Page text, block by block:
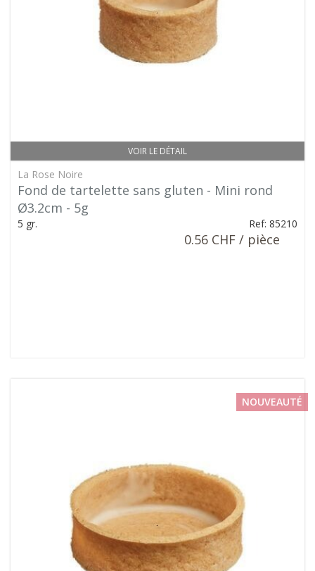
VOIR LE DÉTAIL
La Rose Noire
Fond de tartelette sans gluten - Mini rond
Ø3.2cm - 5g
5 gr. Ref: 85210
0.56 CHF / pièce
NOUVEAUTÉ